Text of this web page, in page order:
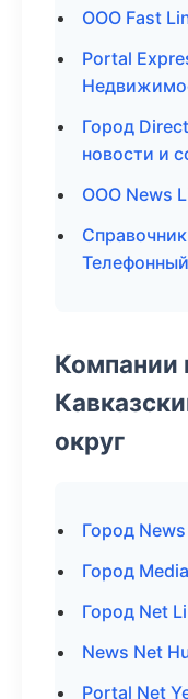
ООО Fast
Portal
Город
новости и
ООО News
Компании
округ
Город
Город
Город Net
News Net
Portal Net